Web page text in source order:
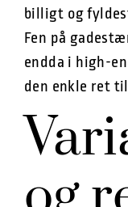
billigt og
Fen på
endda i high-
den enkle ret